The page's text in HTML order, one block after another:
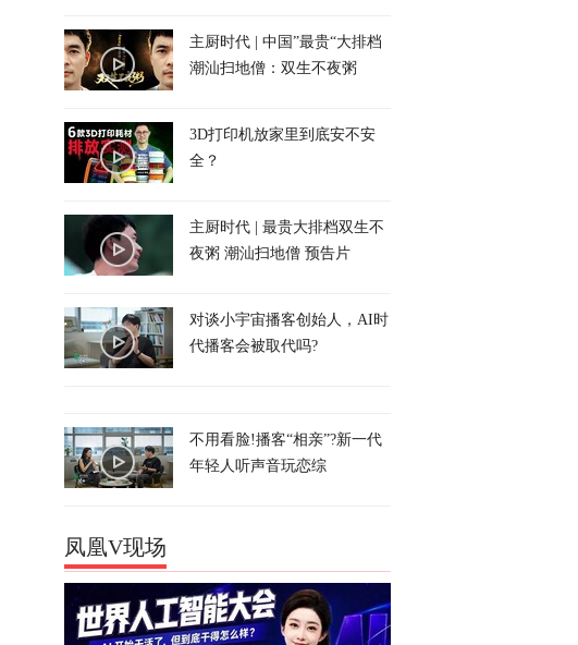
主厨时代 | 中国”最贵“大排档
潮汕扫地僧：双生不夜粥
3D打印机放家里到底安不安
全？
主厨时代 | 最贵大排档双生不
夜粥 潮汕扫地僧 预告片
对谈小宇宙播客创始人，AI时
代播客会被取代吗?
不用看脸!播客“相亲”?新一代
年轻人听声音玩恋综
凤凰V现场